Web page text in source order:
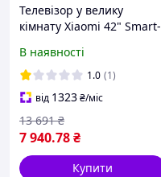
Телевізор у велику
кімнату Xiaomi 42" Smart-
голосовим управлінням
В наявності
1.0 (1)
від 1323₴/міс
7 940.78₴
13 691 ₴
Купити